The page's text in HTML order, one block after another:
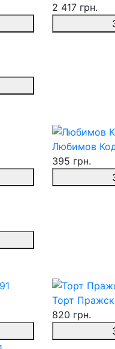
2 417 грн.
Любимов
395 грн.
Торт
820 грн.